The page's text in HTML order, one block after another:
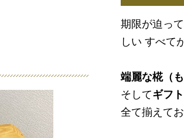
期限が迫っ
しい すべて
端麗な椛（
そしてギフ
全て揃えて